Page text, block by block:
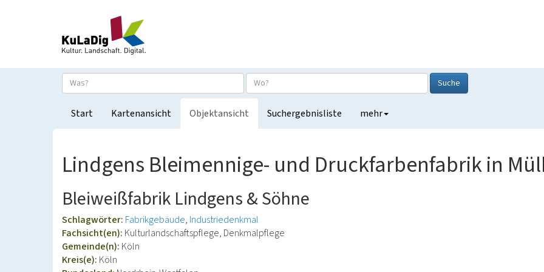
Suche
Start Kartenansicht Objektansicht Suchergebnisliste mehr
Lindgens Bleimennige- und Druckfarbenfabrik in
Bleiweißfabrik Lindgens & Söhne
Schlagwörter: Fabrikgebäude Industriedenkmal
Fachsicht(en): Kulturlandschaftspflege, Denkmalpflege
Gemeinde(n): Köln
Kreis(e): Köln